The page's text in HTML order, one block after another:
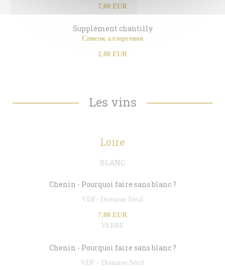
7,00 EUR
Supplément chantilly
Список аллергенов
2,00 EUR
Les vins
Loire
BLANC
Chenin - Pourquoi faire sans blanc ?
VDF- Domaine Sérol
7,00 EUR
VERRE
Chenin - Pourquoi faire sans blanc ?
VDF - Domaine Sérol